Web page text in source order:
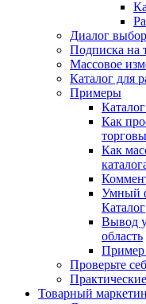
Диалог
Подписка на
Массовое
Каталог для
Примеры
Как
Как
Умный
Каталог
Вывод
область
Пример
Проверьте
Товарный